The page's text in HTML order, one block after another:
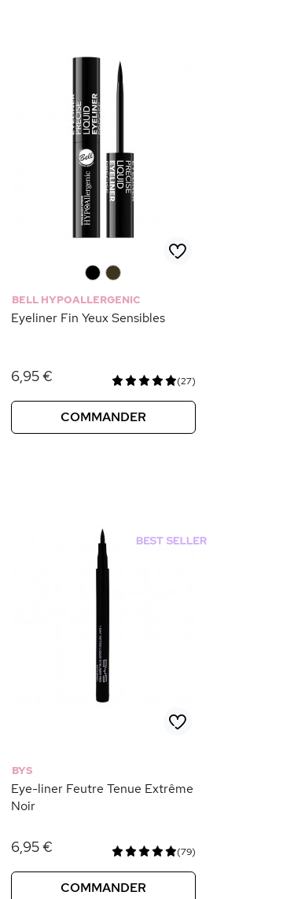
BELL HYPOALLERGENIC
Eyeliner Fin Yeux Sensibles
6,95 € (27)
COMMANDER
BYS
Eye-liner Feutre Tenue Extrême
Noir
6,95 € (79)
COMMANDER